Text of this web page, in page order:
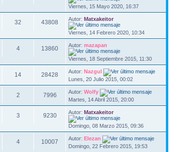
Viernes, 15 Mayo 2020, 16:37
32 43808 Autor:Matxakeitor
Viernes, 14 Febrero 2020, 10:34
4 13860 Autor:mazapan
Viernes, 18 Septiembre 2015, 11:30
14 28428 Autor:Nazgul
Lunes, 20 Julio 2015, 00:02
2 7996 Autor:Wolfy
Martes, 14 Abril 2015, 20:00
3 9230 Autor:Matxakeitor
Domingo, 08 Marzo 2015, 09:36
4 10007 Autor:Elezan
Domingo, 22 Febrero 2015, 19:53